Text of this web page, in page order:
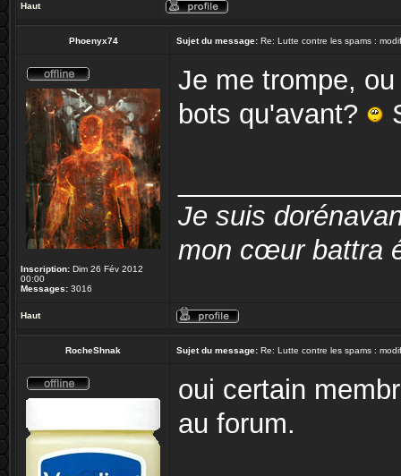
Haut
Phoenyx74 Sujet du message: Re: Lutte contre les spams :
Inscription: Dim 26 Fév 2012
00:00
Messages: 3016
Je me trompe,
bots qu'avant?
Je suis
mon cœur battra
Haut
RocheShnak Sujet du message: Re: Lutte contre les spams :
oui certain
au forum.